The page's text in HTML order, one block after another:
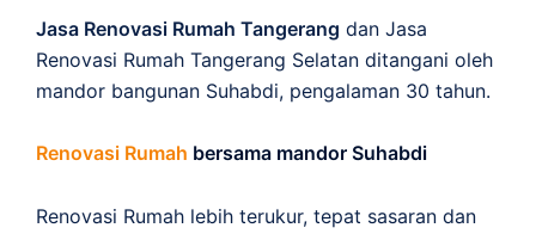
Jasa Renovasi Rumah Tangerang dan Jasa
Renovasi Rumah Tangerang Selatan ditangani oleh
mandor bangunan Suhabdi, pengalaman 30 tahun.
Renovasi Rumah bersama mandor Suhabdi
Renovasi Rumah lebih terukur, tepat sasaran dan